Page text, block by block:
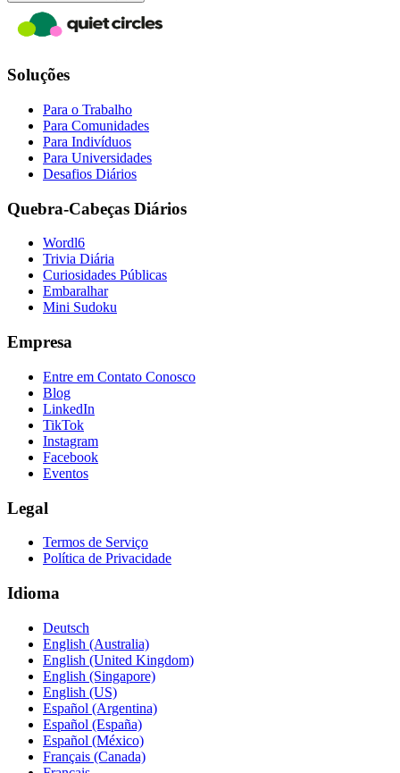
Soluções
Para o Trabalho
Para Comunidades
Para Indivíduos
Para Universidades
Desafios Diários
Quebra-Cabeças Diários
Wordl6
Trivia Diária
Curiosidades Públicas
Embaralhar
Mini Sudoku
Empresa
Entre em Contato Conosco
Blog
LinkedIn
TikTok
Instagram
Facebook
Eventos
Legal
Termos de Serviço
Política de Privacidade
Idioma
Deutsch
English (Australia)
English (United Kingdom)
English (Singapore)
English (US)
Español (Argentina)
Español (España)
Español (México)
Français (Canada)